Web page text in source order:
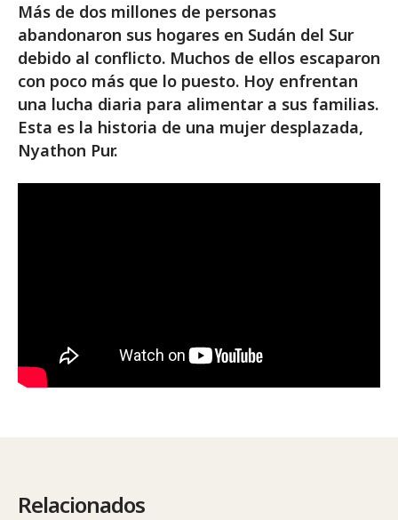
Más de dos millones de personas
abandonaron sus hogares en Sudán del Sur
debido al conflicto. Muchos de ellos escaparon
con poco más que lo puesto. Hoy enfrentan
una lucha diaria para alimentar a sus familias.
Esta es la historia de una mujer desplazada,
Nyathon Pur.
Relacionados